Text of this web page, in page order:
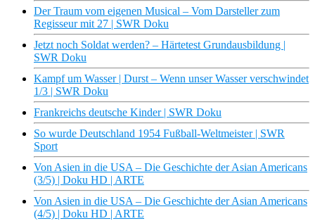
Der Traum vom eigenen Musical – Vom Darsteller zum
Regisseur mit 27 | SWR Doku
Jetzt noch Soldat werden? – Härtetest Grundausbildung |
SWR Doku
Kampf um Wasser | Durst – Wenn unser Wasser verschwindet
1/3 | SWR Doku
Frankreichs deutsche Kinder | SWR Doku
So wurde Deutschland 1954 Fußball-Weltmeister | SWR
Sport
Von Asien in die USA – Die Geschichte der Asian Americans
(3/5) | Doku HD | ARTE
Von Asien in die USA – Die Geschichte der Asian Americans
(4/5) | Doku HD | ARTE